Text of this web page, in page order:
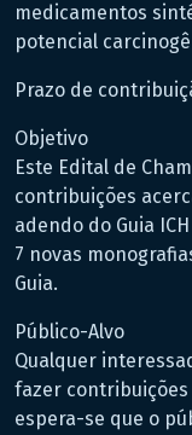
medicamentos
potencial
Prazo de
Objetivo
Este Edital de
contribuições
adendo do Guia
7 novas
Guia.
Público-Alvo
Qualquer
fazer
espera-se que o